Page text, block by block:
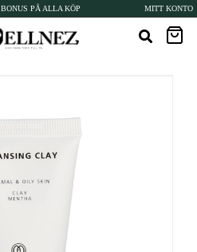
BONUS PÅ ALLA KÖP MITT KONTO